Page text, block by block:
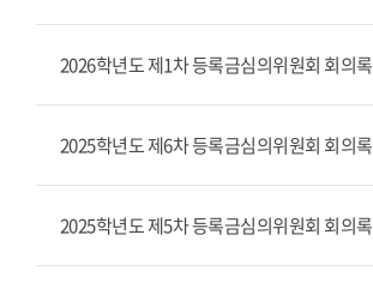
2026학년도 제1차 등록금심의위원회 회의록
2025학년도 제6차 등록금심의위원회 회의록
2025학년도 제5차 등록금심의위원회 회의록